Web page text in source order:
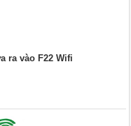
ra vào F22 Wifi